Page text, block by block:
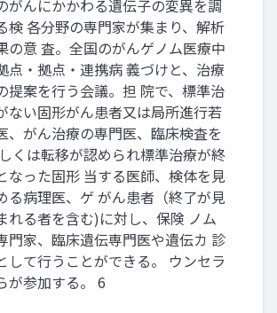
がんにかかわる遺伝子の変異を調
検 各分野の専門家が集まり、解析
の意 査。全国のがんゲノム医療中
点・拠点・連携病 義づけと、治療
提案を行う会議。担 院で、標準治
ない固形がん患者又は局所進行若
、がん治療の専門医、臨床検査を
くは転移が認められ標準治療が終
なった固形 当する医師、検体を見
る病理医、ゲ がん患者（終了が見
れる者を含む)に対し、保険 ノム
門家、臨床遺伝専門医や遺伝カ 診
して行うことができる。 ウンセラ
が参加する。 6